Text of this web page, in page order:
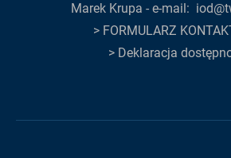
Marek Krupa - e-mail:
> FORMULARZ
> Deklaracja